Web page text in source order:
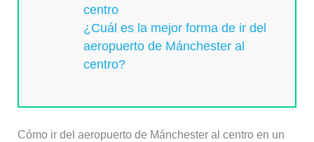
centro
¿Cuál es la mejor forma de ir del
aeropuerto de Mánchester al
centro?
Cómo ir del aeropuerto de Mánchester al centro en un